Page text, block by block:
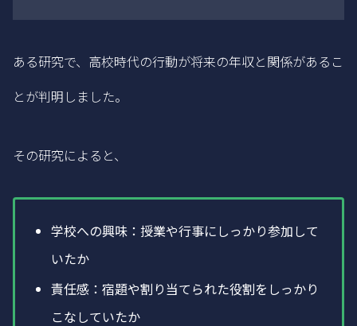
ある研究で、高校時代の行動が将来の年収と関係があるこ
とが判明しました。
その研究によると、
学校への興味：授業や行事にしっかり参加して
いたか
責任感：宿題や割り当てられた役割をしっかり
こなしていたか